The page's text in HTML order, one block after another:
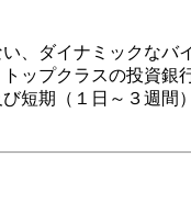
、ダイナミックな
ップクラスの投資
短期（１日～３週